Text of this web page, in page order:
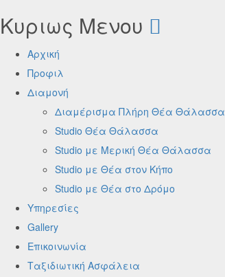
Κυριως Μενου
Αρχική
Προφιλ
Διαμονή
Διαμέρισμα Πλήρη Θέα Θάλασσα
Studio Θέα Θάλασσα
Studio με Μερική Θέα Θάλασσα
Studio με Θέα στον Κήπο
Studio με Θέα στο Δρόμο
Υπηρεσίες
Gallery
Επικοινωνία
Ταξιδιωτική Ασφάλεια